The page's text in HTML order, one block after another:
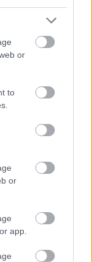
or
to
or
app.
forts.
FREESKI